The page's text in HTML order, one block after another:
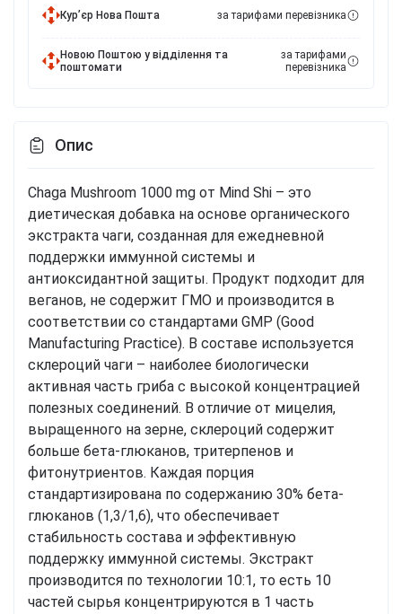
Курʼєр Нова Пошта за тарифами перевізника
Новою Поштою у відділення та
поштомати
за тарифами
перевізника
Опис
Chaga Mushroom 1000 mg от Mind Shi – это
диетическая добавка на основе органического
экстракта чаги, созданная для ежедневной
поддержки иммунной системы и
антиоксидантной защиты. Продукт подходит для
веганов, не содержит ГМО и производится в
соответствии со стандартами GMP (Good
Manufacturing Practice). В составе используется
склероций чаги – наиболее биологически
активная часть гриба с высокой концентрацией
полезных соединений. В отличие от мицелия,
выращенного на зерне, склероций содержит
больше бета-глюканов, тритерпенов и
фитонутриентов. Каждая порция
стандартизирована по содержанию 30% бета-
глюканов (1,3/1,6), что обеспечивает
стабильность состава и эффективную
поддержку иммунной системы. Экстракт
производится по технологии 10:1, то есть 10
частей сырья концентрируются в 1 часть